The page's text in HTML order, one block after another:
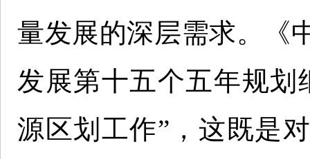
量发展的深层需求。《
发展第十五个五年规划
源区划工作”，这既是